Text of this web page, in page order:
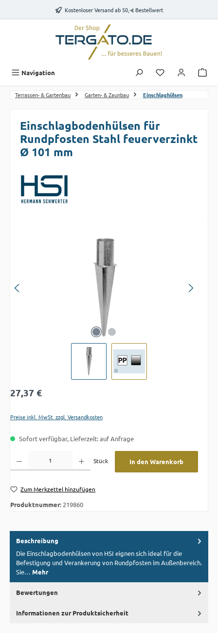
Zum Hauptinhalt springenKostenloser Versand ab 50,-€ Bestellwert
Navigation Du hast 0
Terrassen- & Gartenbau Garten- & Zaunbau Einschlaghülsen
Einschlagbodenhülsen für
Rundpfosten Stahl feuerverzinkt
Ø 101 mm
Regulärer Preis:
27,37 €
Preise inkl. MwSt. zzgl. Versandkosten
Sofort verfügbar, Lieferzeit: auf Anfrage
Stück
In den Warenkorb
Zum Merkzettel hinzufügen
Produktnummer: 219860
Beschreibung
Die Einschlagbodenhülsen von HSI eignen sich ideal für die
Befestigung und Verankerung von Rundpfosten im Außenbereich.
Sie… Mehr
Bewertungen
Informationen zur Produktsicherheit